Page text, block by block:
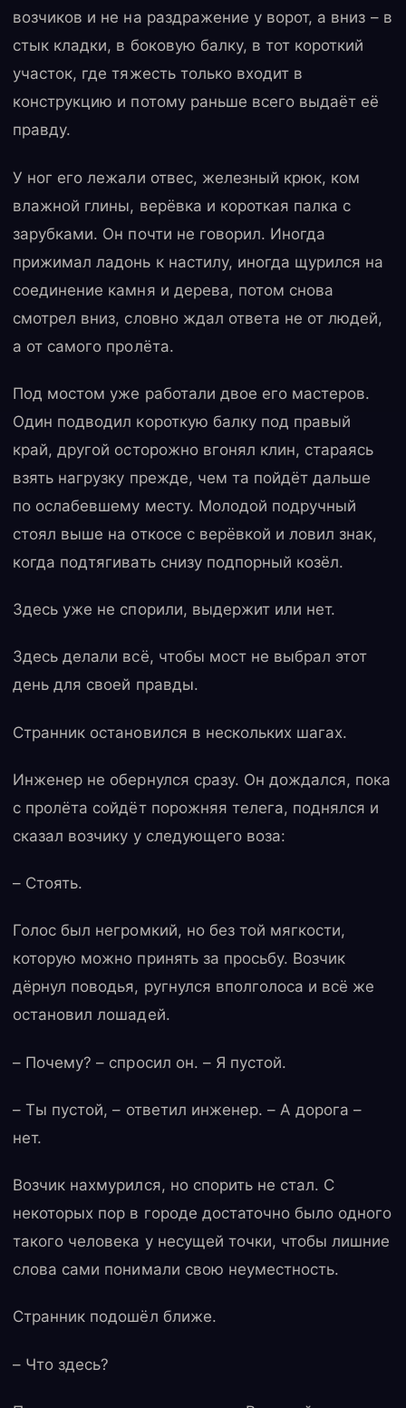
возчиков и не на раздражение у ворот, а вниз – в
стык кладки, в боковую балку, в тот короткий
участок, где тяжесть только входит в
конструкцию и потому раньше всего выдаёт её
правду.
У ног его лежали отвес, железный крюк, ком
влажной глины, верёвка и короткая палка с
зарубками. Он почти не говорил. Иногда
прижимал ладонь к настилу, иногда щурился на
соединение камня и дерева, потом снова
смотрел вниз, словно ждал ответа не от людей,
а от самого пролёта.
Под мостом уже работали двое его мастеров.
Один подводил короткую балку под правый
край, другой осторожно вгонял клин, стараясь
взять нагрузку прежде, чем та пойдёт дальше
по ослабевшему месту. Молодой подручный
стоял выше на откосе с верёвкой и ловил знак,
когда подтягивать снизу подпорный козёл.
Здесь уже не спорили, выдержит или нет.
Здесь делали всё, чтобы мост не выбрал этот
день для своей правды.
Странник остановился в нескольких шагах.
Инженер не обернулся сразу. Он дождался, пока
с пролёта сойдёт порожняя телега, поднялся и
сказал возчику у следующего воза:
– Стоять.
Голос был негромкий, но без той мягкости,
которую можно принять за просьбу. Возчик
дёрнул поводья, ругнулся вполголоса и всё же
остановил лошадей.
– Почему? – спросил он. – Я пустой.
– Ты пустой, – ответил инженер. – А дорога –
нет.
Возчик нахмурился, но спорить не стал. С
некоторых пор в городе достаточно было одного
такого человека у несущей точки, чтобы лишние
слова сами понимали свою неуместность.
Странник подошёл ближе.
– Что здесь?